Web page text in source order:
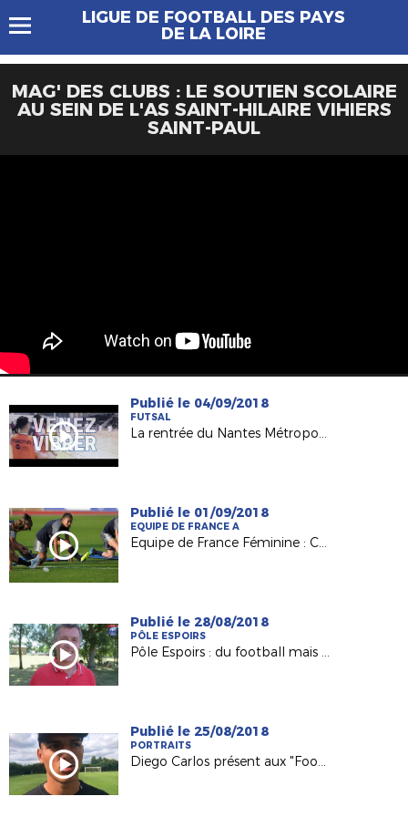
LIGUE DE FOOTBALL DES PAYS
DE LA LOIRE
MAG' DES CLUBS : LE SOUTIEN SCOLAIRE
AU SEIN DE L'AS SAINT-HILAIRE VIHIERS
SAINT-PAUL
Publié le 04/09/2018
FUTSAL
La rentrée du Nantes Métropole Futsal le 15/09 !
Publié le 01/09/2018
EQUIPE DE FRANCE A
Equipe de France Féminine : Clara Matéo, grande première en A !
Publié le 28/08/2018
PÔLE ESPOIRS
Pôle Espoirs : du football mais pas seulement !
Publié le 25/08/2018
PORTRAITS
Diego Carlos présent aux "FootStageAtlantique" 2018 !